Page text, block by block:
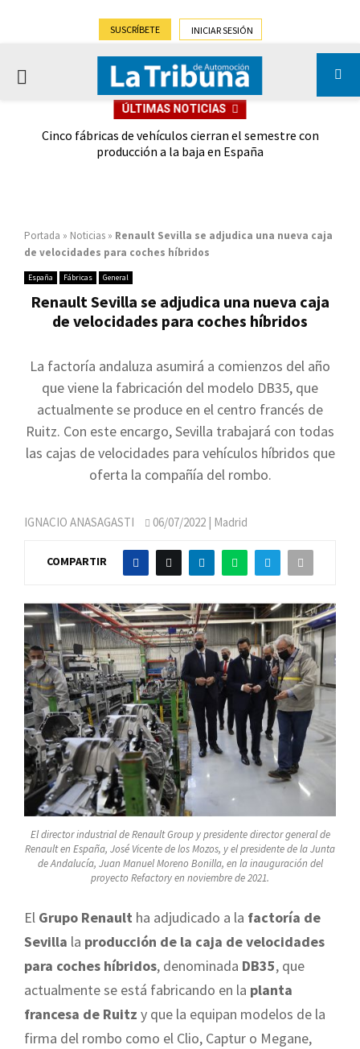
SUSCRÍBETE INICIAR SESIÓN
PRIMARY
ÚLTIMAS NOTICIAS
Cinco fábricas de vehículos cierran el semestre con
producción a la baja en España
Portada » Noticias » Renault Sevilla se adjudica una nueva caja
de velocidades para coches híbridos
España Fábricas General
Renault Sevilla se adjudica una nueva caja
de velocidades para coches híbridos
La factoría andaluza asumirá a comienzos del año
que viene la fabricación del modelo DB35, que
actualmente se produce en el centro francés de
Ruitz. Con este encargo, Sevilla trabajará con todas
las cajas de velocidades para vehículos híbridos que
oferta la compañía del rombo.
IGNACIO ANASAGASTI 06/07/2022 | Madrid
COMPARTIR
El director industrial de Renault Group y presidente director general de
Renault en España, José Vicente de los Mozos, y el presidente de la Junta
de Andalucía, Juan Manuel Moreno Bonilla, en la inauguración del
proyecto Refactory en noviembre de 2021.
El Grupo Renault ha adjudicado a la factoría de
Sevilla la producción de la caja de velocidades
para coches híbridos, denominada DB35, que
actualmente se está fabricando en la planta
francesa de Ruitz y que la equipan modelos de la
firma del rombo como el Clio, Captur o Megane,